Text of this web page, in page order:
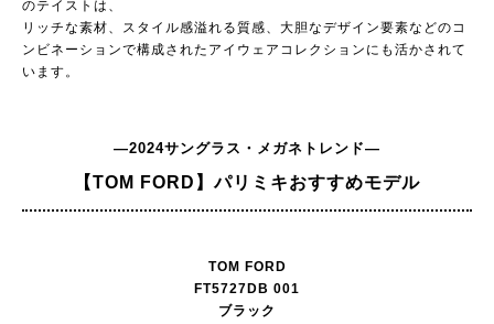
のテイストは、
リッチな素材、スタイル感溢れる質感、大胆なデザイン要素などのコ
ンビネーションで構成されたアイウェアコレクションにも活かされて
います。
―2024サングラス・メガネトレンド―
【TOM FORD】パリミキおすすめモデル
TOM FORD
FT5727DB 001
ブラック